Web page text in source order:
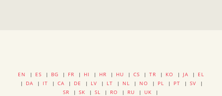
EN | ES | BG | FR | HI | HR | HU | CS | TR | KO | JA | EL
| DA | IT | CA | DE | LV | LT | NL | NO | PL | PT | SV |
SR | SK | SL | RO | RU | UK |